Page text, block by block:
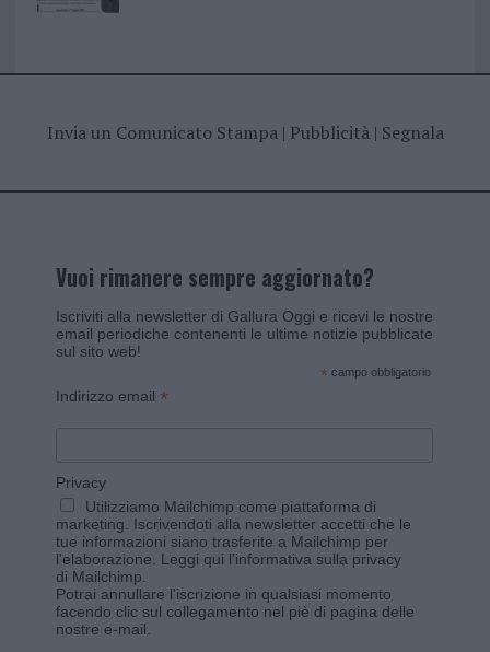
Invia un Comunicato Stampa| Pubblicità| Segnala
Vuoi rimanere sempre aggiornato?
Iscriviti alla newsletter di Gallura Oggi e ricevi le nostre
email periodiche contenenti le ultime notizie pubblicate
sul sito web!
* campo obbligatorio
Indirizzo email *
Privacy
Utilizziamo Mailchimp come piattaforma di
marketing. Iscrivendoti alla newsletter accetti che le
tue informazioni siano trasferite a Mailchimp per
l'elaborazione. Leggi qui l'informativa sulla privacy
di Mailchimp.
Potrai annullare l'iscrizione in qualsiasi momento
facendo clic sul collegamento nel piè di pagina delle
nostre e-mail.